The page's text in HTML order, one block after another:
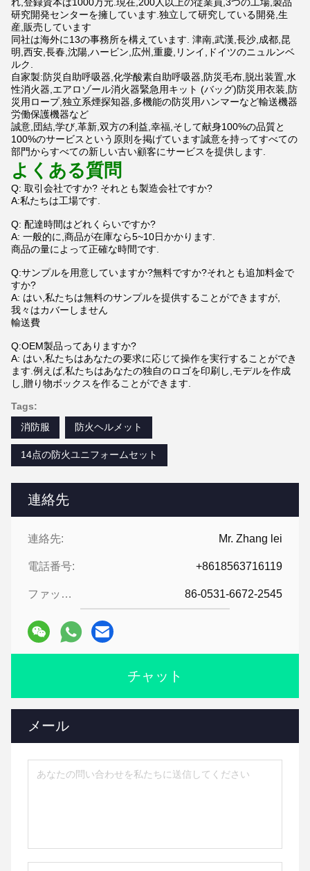
連絡先
連絡先: Mr. Zhang lei
電話番号: +8618563716119
ファックス: 86-0531-6672-2545
チャット
メール
研究開発センターを擁しています.独立して研究している開発,生
産,販売しています
同社は海外に13の事務所を構えています. 津南,武漢,長沙,成都,昆
明,西安,長春,沈陽,ハービン,広州,重慶,リンイ,ドイツのニュルンベ
ルク.
自家製:防災自助呼吸器,化学酸素自助呼吸器,防災毛布,脱出装置,水
性消火器,エアロゾール消火器緊急用キット (バッグ)防災用衣装,防
災用ロープ,独立系煙探知器,多機能の防災用ハンマーなど輸送機器
労働保護機器など
誠意,団結,学び,革新,双方の利益,幸福,そして献身100%の品質と
100%のサービスという原則を掲げています誠意を持ってすべての
部門からすべての新しい古い顧客にサービスを提供します.
よくある質問
Q: 取引会社ですか? それとも製造会社ですか?
A:私たちは工場です.
Q: 配達時間はどれくらいですか?
A: 一般的に,商品が在庫なら5~10日かかります.
商品の量によって正確な時間です.
Q:サンプルを用意していますか?無料ですか?それとも追加料金で
すか?
A: はい,私たちは無料のサンプルを提供することができますが,
我々はカバーしません
輸送費
Q:OEM製品ってありますか?
A: はい,私たちはあなたの要求に応じて操作を実行することができ
ます.例えば,私たちはあなたの独自のロゴを印刷し,モデルを作成
し,贈り物ボックスを作ることができます.
Tags:
消防服
防火ヘルメット
14点の防火ユニフォームセット